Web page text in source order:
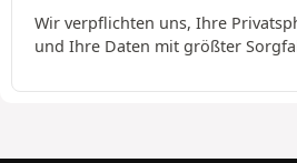
Wir verpflichten uns, Ihre
und Ihre Daten mit größter